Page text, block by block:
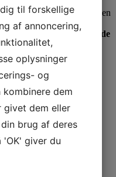
formen af inden sæsonen
forårsstævne i
Kerteminde
spændende kapsejlads,
sejlsæsonen.
i topform
Folkebådssejlere
udsigt over Storebælt
til forskellige
af annoncering,
oplysninger
og
kombinere dem
givet dem eller
brug af deres
'OK' giver du